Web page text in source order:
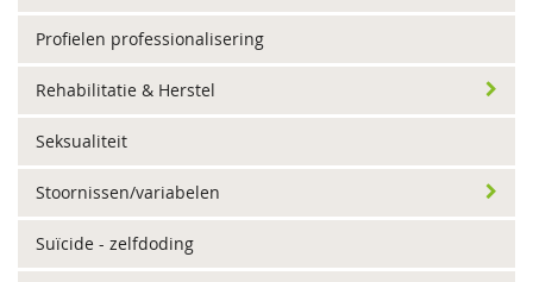
Profielen professionalisering
Rehabilitatie & Herstel
Seksualiteit
Stoornissen/variabelen
Suïcide - zelfdoding